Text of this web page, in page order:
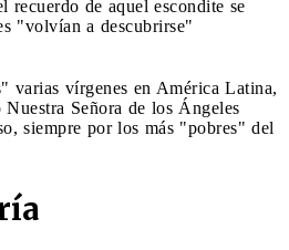
recuerdo de aquel escondite se
"volvían a descubrirse"
varias vírgenes en América Latina,
Señora de los Ángeles
siempre por los más "pobres" del